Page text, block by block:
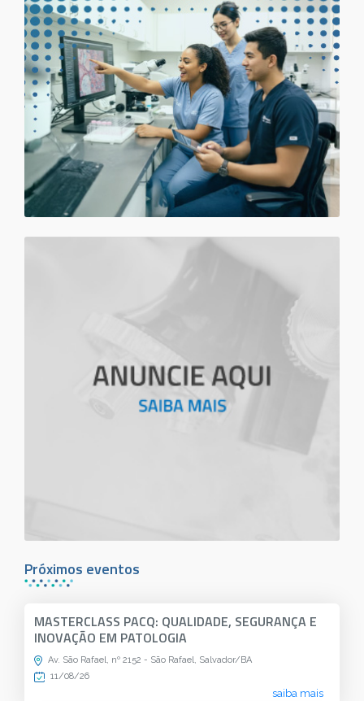
Próximos eventos
MASTERCLASS PACQ: QUALIDADE, SEGURANÇA E
INOVAÇÃO EM PATOLOGIA
Av. São Rafael, nº 2152 - São Rafael, Salvador/BA
11/08/26
saiba mais